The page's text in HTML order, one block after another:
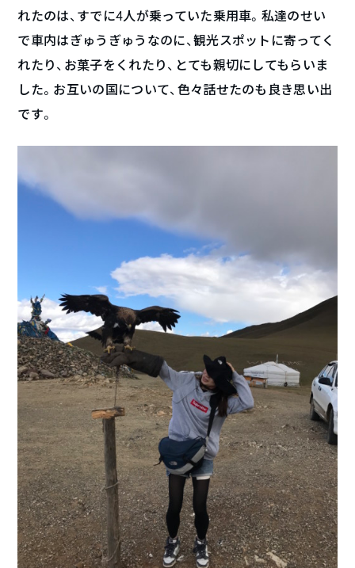
れたのは、すでに4人が乗っていた乗用車。私達のせい
で車内はぎゅうぎゅうなのに、観光スポットに寄ってく
れたり、お菓子をくれたり、とても親切にしてもらいま
した。お互いの国について、色々話せたのも良き思い出
です。